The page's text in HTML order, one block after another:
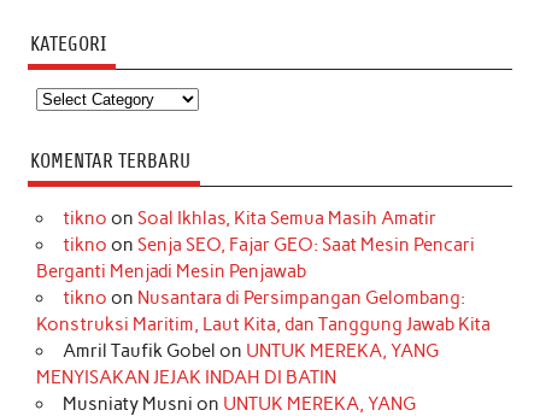
KATEGORI
Kategori
KOMENTAR TERBARU
tikno on Soal Ikhlas, Kita Semua Masih Amatir
tikno on Senja SEO, Fajar GEO: Saat Mesin Pencari
Berganti Menjadi Mesin Penjawab
tikno on Nusantara di Persimpangan Gelombang:
Konstruksi Maritim, Laut Kita, dan Tanggung Jawab Kita
Amril Taufik Gobel on UNTUK MEREKA, YANG
MENYISAKAN JEJAK INDAH DI BATIN
Musniaty Musni on UNTUK MEREKA, YANG